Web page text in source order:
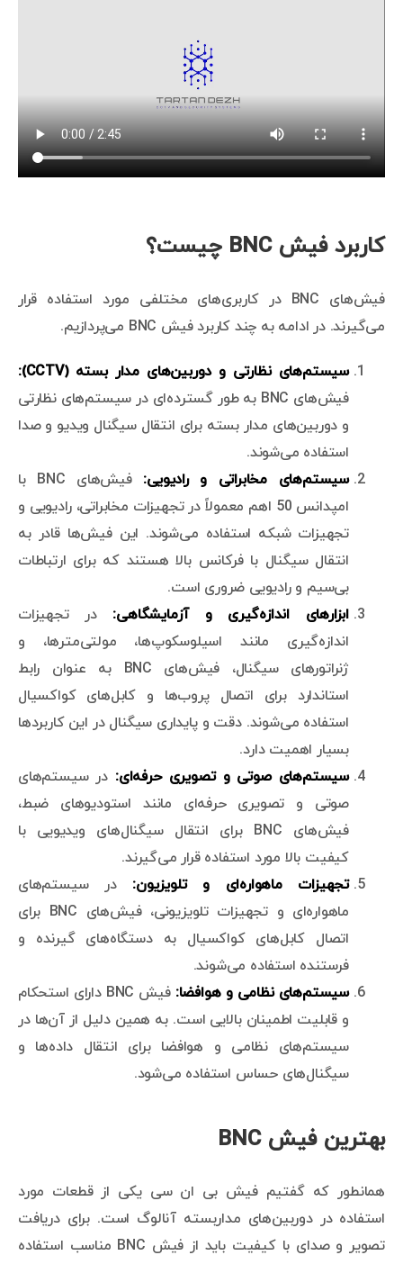
کاربرد فیش BNC چیست؟
فیش‌های BNC در کاربری‌های مختلفی مورد استفاده قرار
می‌گیرند. در ادامه به چند کاربرد فیش BNC می‌پردازیم.
سیستم‌های نظارتی و دوربین‌های مدار بسته (CCTV):
فیش‌های BNC به طور گسترده‌ای در سیستم‌های نظارتی
و دوربین‌های مدار بسته برای انتقال سیگنال ویدیو و صدا
استفاده می‌شوند.
سیستم‌های مخابراتی و رادیویی:
فیش‌های BNC با
امپدانس 50 اهم معمولاً در تجهیزات مخابراتی، رادیویی و
تجهیزات شبکه استفاده می‌شوند. این فیش‌ها قادر به
انتقال سیگنال با فرکانس بالا هستند که برای ارتباطات
بی‌سیم و رادیویی ضروری است.
ابزارهای اندازه‌گیری و آزمایشگاهی: در تجهیزات
اندازه‌گیری مانند اسیلوسکوپ‌ها، مولتی‌مترها، و
ژنراتورهای سیگنال، فیش‌های BNC به عنوان رابط
استاندارد برای اتصال پروب‌ها و کابل‌های کواکسیال
استفاده می‌شوند. دقت و پایداری سیگنال در این کاربردها
بسیار اهمیت دارد.
سیستم‌های صوتی و تصویری حرفه‌ای: در سیستم‌های
صوتی و تصویری حرفه‌ای مانند استودیوهای ضبط،
فیش‌های BNC برای انتقال سیگنال‌های ویدیویی با
کیفیت بالا مورد استفاده قرار می‌گیرند.
تجهیزات ماهواره‌ای و تلویزیون: در سیستم‌های
ماهواره‌ای و تجهیزات تلویزیونی، فیش‌های BNC برای
اتصال کابل‌های کواکسیال به دستگاه‌های گیرنده و
فرستنده استفاده می‌شوند.
سیستم‌های نظامی و هوافضا:
فیش BNC دارای استحکام
و قابلیت اطمینان بالایی است. به همین دلیل از آن‌ها در
سیستم‌های نظامی و هوافضا برای انتقال داده‌ها و
سیگنال‌های حساس استفاده می‌شود.
بهترین فیش BNC
همانطور که گفتیم فیش بی ان سی یکی از قطعات مورد
استفاده در دوربین‌های مداربسته آنالوگ است. برای دریافت
تصویر و صدای با کیفیت باید از فیش BNC مناسب استفاده